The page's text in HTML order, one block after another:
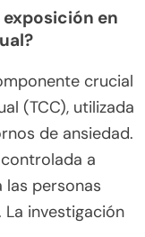
exposición en
crucial
(TCC), utilizada
de ansiedad.
a
personas
investigación